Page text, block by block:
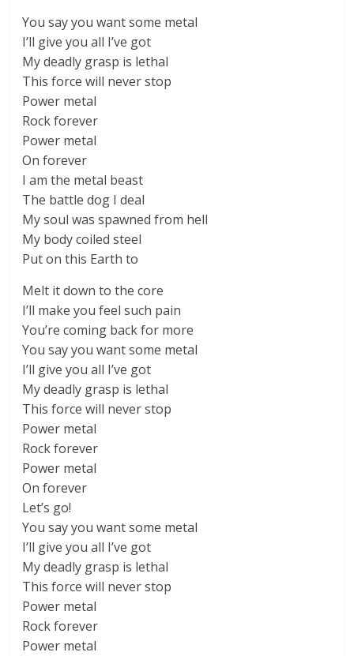
You say you want some metal
I’ll give you all I’ve got
My deadly grasp is lethal
This force will never stop
Power metal
Rock forever
Power metal
On forever
I am the metal beast
The battle dog I deal
My soul was spawned from hell
My body coiled steel
Put on this Earth to
Melt it down to the core
I’ll make you feel such pain
You’re coming back for more
You say you want some metal
I’ll give you all I’ve got
My deadly grasp is lethal
This force will never stop
Power metal
Rock forever
Power metal
On forever
Let’s go!
You say you want some metal
I’ll give you all I’ve got
My deadly grasp is lethal
This force will never stop
Power metal
Rock forever
Power metal